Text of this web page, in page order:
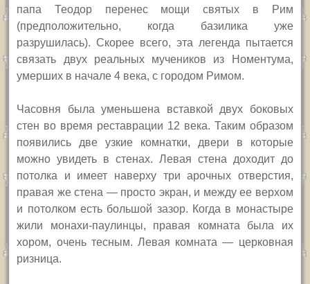
папа Теодор перенес мощи святых в Рим
(предположительно, когда базилика уже
разрушилась). Скорее всего, эта легенда пытается
связать двух реальных мучеников из Номентума,
умерших в начале 4 века, с городом Римом.
Часовня была уменьшена вставкой двух боковых
стен во время реставрации 12 века. Таким образом
появились две узкие комнатки, двери в которые
можно увидеть в стенах. Левая стена доходит до
потолка и имеет наверху три арочных отверстия,
правая же стена — просто экран, и между ее верхом
и потолком есть большой зазор. Когда в монастыре
жили монахи-паулинцы, правая комната была их
хором, очень тесным. Левая комната — церковная
ризница.